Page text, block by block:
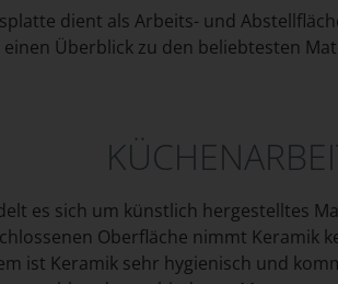
dient als Arbeits- und
einen Überblick zu den beliebtesten
es sich um künstlich hergestelltes
Oberfläche nimmt Keramik
ist Keramik sehr hygienisch und